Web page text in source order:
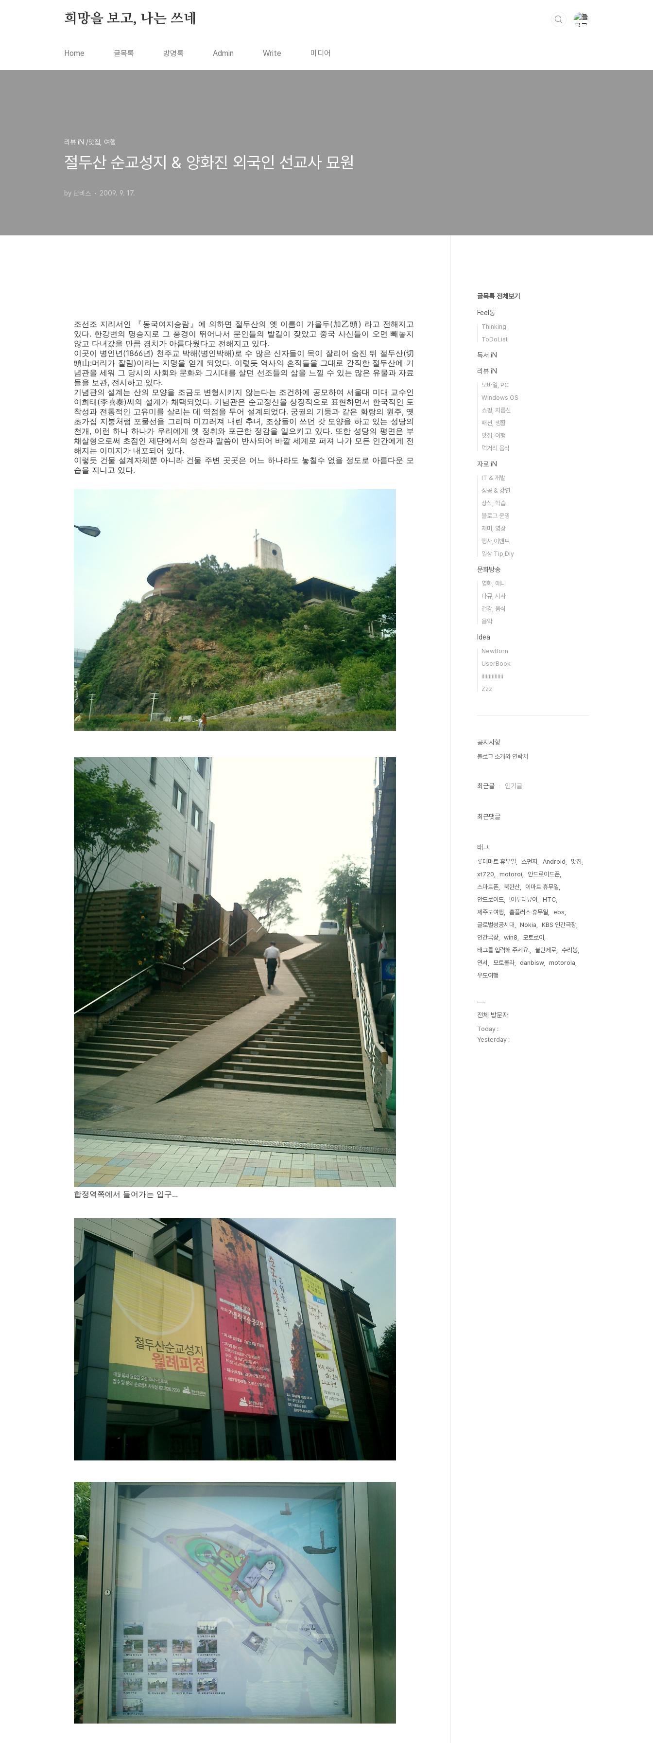
희망을 보고, 나는 쓰네
Home 글목록 방명록 Admin Write 미디어
리뷰 iN /맛집, 여행
절두산 순교성지 & 양화진 외국인 선교사 묘원
by 단비스 2009. 9. 17.
조선조 지리서인 『동국여지승람』에 의하면 절두산의 옛 이름이 가을두(加乙頭) 라고 전해지고
있다. 한강변의 명승지로 그 풍경이 뛰어나서 문인들의 발길이 잦았고 중국 사신들이 오면 빼놓지
않고 다녀갔을 만큼 경치가 아름다웠다고 전해지고 있다.
이곳이 병인년(1866년) 천주교 박해(병인박해)로 수 많은 신자들이 목이 잘리어 숨진 뒤 절두산(切
頭山:머리가 잘림)이라는 지명을 얻게 되었다. 이렇듯 역사의 흔적들을 그대로 간직한 절두산에 기
념관을 세워 그 당시의 사회와 문화와 그시대를 살던 선조들의 삶을 느낄 수 있는 많은 유물과 자료
들을 보관, 전시하고 있다.
기념관의 설계는 산의 모양을 조금도 변형시키지 않는다는 조건하에 공모하여 서울대 미대 교수인
이희태(李喜泰)씨의 설계가 채택되었다. 기념관은 순교정신을 상징적으로 표현하면서 한국적인 토
착성과 전통적인 고유미를 살리는 데 역점을 두어 설계되었다. 궁궐의 기둥과 같은 화랑의 원주, 옛
초가집 지붕처럼 포물선을 그리며 미끄러져 내린 추녀, 조상들이 쓰던 갓 모양을 하고 있는 성당의
천개, 이런 하나 하나가 우리에게 옛 정취와 포근한 정감을 일으키고 있다. 또한 성당의 평면은 부
채살형으로써 초점인 제단에서의 성찬과 말씀이 반사되어 바깥 세계로 퍼져 나가 모든 인간에게 전
해지는 이미지가 내포되어 있다.
이렇듯 건물 설계자체뿐 아니라 건물 주변 곳곳은 어느 하나라도 놓칠수 없을 정도로 아름다운 모
습을 지니고 있다.
합정역쪽에서 들어가는 입구...
글목록 전체보기
Feel통
Thinking
ToDoList
독서 iN
리뷰 iN
모바일, PC
Windows OS
쇼핑, 지름신
패션, 생활
맛집, 여행
먹거리 음식
자료 iN
IT & 개발
성공 & 강연
상식, 학습
블로그 운영
재미, 영상
행사,이벤트
일상 Tip,Diy
문화방송
영화, 애니
다큐, 시사
건강, 음식
음악
Idea
NewBorn
UserBook
iiiiiiiiiiiiiii
Zzz
공지사항
블로그 소개와 연락처
최근글 인기글
최근댓글
태그
롯데마트 휴무일 스펀지 Android
맛집
xt720
motoroi
안드로이드폰
스마트폰
북한산
이마트 휴무일
안드로이드
!이투리뷰어
HTC
제주도여행
홈플러스 휴무일
ebs
글로벌성공시대
Nokia
KBS 인간극장
인간극장
win8
모토로이
태그를 입력해 주세요.
불만제로
수리봉
연서
모토롤라 danbisw
motorola
우도여행
전체 방문자
Today :
Yesterday :